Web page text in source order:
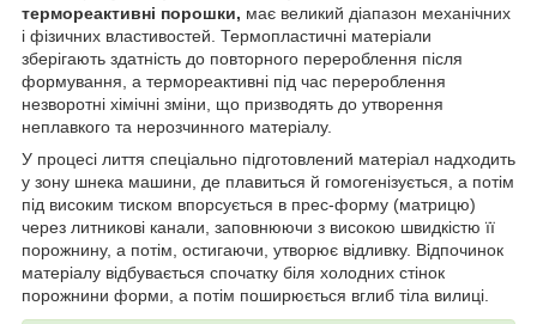
термореактивні порошки, має великий діапазон механічних
і фізичних властивостей. Термопластичні матеріали
зберігають здатність до повторного перероблення після
формування, а термореактивні під час перероблення
незворотні хімічні зміни, що призводять до утворення
неплавкого та нерозчинного матеріалу.
У процесі лиття спеціально підготовлений матеріал надходить
у зону шнека машини, де плавиться й гомогенізується, а потім
під високим тиском впорсується в прес-форму (матрицю)
через литникові канали, заповнюючи з високою швидкістю її
порожнину, а потім, остигаючи, утворює відливку. Відпочинок
матеріалу відбувається спочатку біля холодних стінок
порожнини форми, а потім поширюється вглиб тіла вилиці.